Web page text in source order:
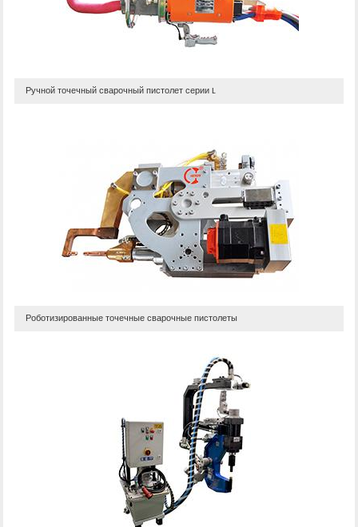
Ручной точечный сварочный пистолет серии L
Роботизированные точечные сварочные пистолеты